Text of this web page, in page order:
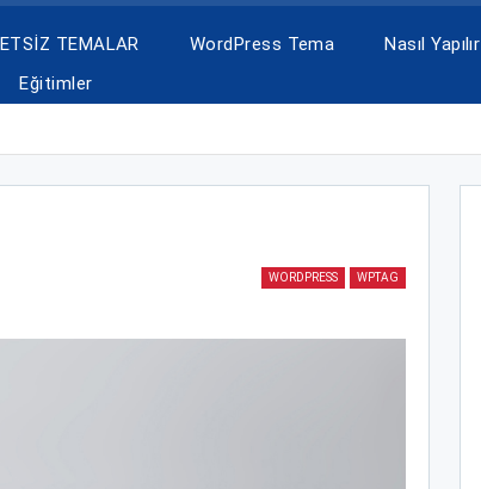
TEMALAR WordPress Tema Nasıl Yapılır
Eğitimler
WORDPRESS WPTAG